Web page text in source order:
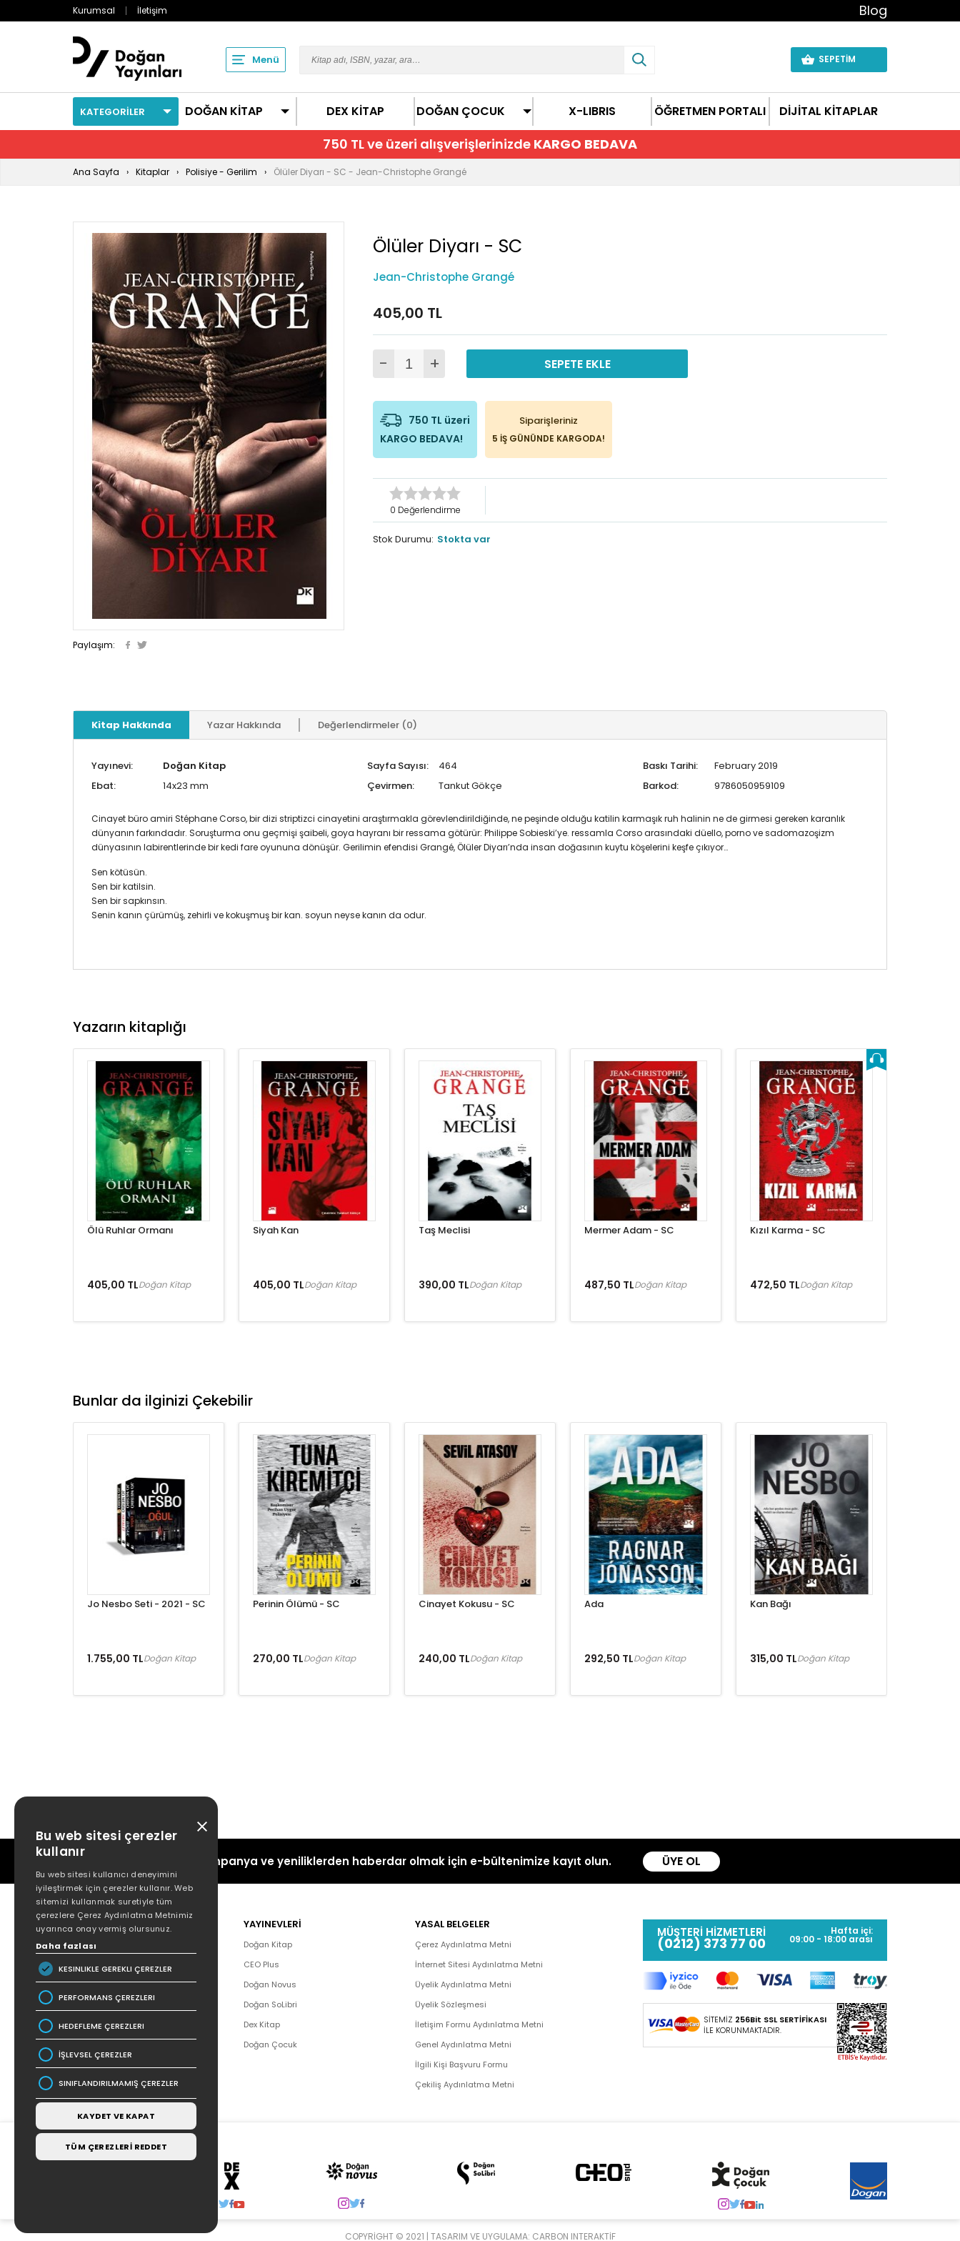
Kurumsal İletişim Blog
Menü SEPETİM
KATEGORİLER DOĞAN KİTAP DEX KİTAP DOĞAN ÇOCUK X-LIBRIS ÖĞRETMEN PORTALI DİJİTAL KİTAPLAR
750 TL ve üzeri alışverişlerinizde KARGO BEDAVA
Ana Sayfa Kitaplar Polisiye - Gerilim Ölüler Diyarı - SC - Jean-Christophe Grangé
Paylaşım:
Ölüler Diyarı - SC
Jean-Christophe Grangé
405,00 TL
- + SEPETE EKLE
750 TL üzeri
KARGO BEDAVA!
Siparişleriniz
5 İŞ GÜNÜNDE KARGODA!
0 Değerlendirme
Stok Durumu: Stokta var
Kitap Hakkında Yazar Hakkında Değerlendirmeler (0)
Yayınevi: Doğan Kitap Sayfa Sayısı: 464 Baskı Tarihi:
February 2019
Ebat:
14x23 mm Çevirmen: Tankut Gökçe Barkod: 9786050959109
Cinayet büro amiri Stéphane Corso, bir dizi striptizci cinayetini araştırmakla görevlendirildiğinde, ne peşinde olduğu katilin karmaşık ruh halinin ne de girmesi gereken karanlık
dünyanın farkındadır. Soruşturma onu geçmişi şaibeli, goya hayranı bir ressama götürür: Philippe Sobieski’ye. ressamla Corso arasındaki düello, porno ve sadomazoşizm
dünyasının labirentlerinde bir kedi fare oyununa dönüşür. Gerilimin efendisi Grangé, Ölüler Diyarı’nda insan doğasının kuytu köşelerini keşfe çıkıyor…
Sen kötüsün.
Sen bir katilsin.
Sen bir sapkınsın.
Senin kanın çürümüş, zehirli ve kokuşmuş bir kan. soyun neyse kanın da odur.
Yazarın kitaplığı
Ölü Ruhlar Ormanı
405,00 TLDoğan Kitap
Siyah Kan
405,00 TLDoğan Kitap
Taş Meclisi
390,00 TLDoğan Kitap
Mermer Adam - SC
487,50 TLDoğan Kitap
Kızıl Karma - SC
472,50 TLDoğan Kitap
Bunlar da ilginizi Çekebilir
Jo Nesbo Seti - 2021 - SC
1.755,00 TLDoğan Kitap
Perinin Ölümü - SC
270,00 TLDoğan Kitap
Cinayet Kokusu - SC
240,00 TLDoğan Kitap
Ada
292,50 TLDoğan Kitap
Kan Bağı
315,00 TLDoğan Kitap
Kampanya ve yeniliklerden haberdar olmak için e-bültenimize kayıt olun. ÜYE OL
POPÜLER
Hakkımızda
Yazar Listesi
İletişim
Bizden Haberler
YAYINEVLERİ
Doğan Kitap
CEO Plus
Doğan Novus
Doğan SoLibri
Dex Kitap
Doğan Çocuk
YASAL BELGELER
Çerez Aydınlatma Metni
İnternet Sitesi Aydınlatma Metni
Üyelik Aydınlatma Metni
Üyelik Sözleşmesi
İletişim Formu Aydınlatma Metni
Genel Aydınlatma Metni
İlgili Kişi Başvuru Formu
Çekiliş Aydınlatma Metni
MÜŞTERİ HİZMETLERİ
(0212) 373 77 00
Hafta içi:
09:00 - 18:00 arası
SİTEMİZ 256Bit SSL SERTİFİKASI
İLE KORUNMAKTADIR.
COPYRIGHT © 2021 | TASARIM VE UYGULAMA: CARBON INTERAKTIF
Bu web sitesi çerezler
kullanır
Bu web sitesi kullanıcı deneyimini
iyileştirmek için çerezler kullanır. Web
sitemizi kullanmak suretiyle tüm
çerezlere Çerez Aydınlatma Metnimiz
uyarınca onay vermiş olursunuz.
Daha fazlası
KESINLIKLE GEREKLI ÇEREZLER
PERFORMANS ÇEREZLERI
HEDEFLEME ÇEREZLERI
İŞLEVSEL ÇEREZLER
SINIFLANDIRILMAMIŞ ÇEREZLER
KAYDET VE KAPAT
TÜM ÇEREZLERİ REDDET